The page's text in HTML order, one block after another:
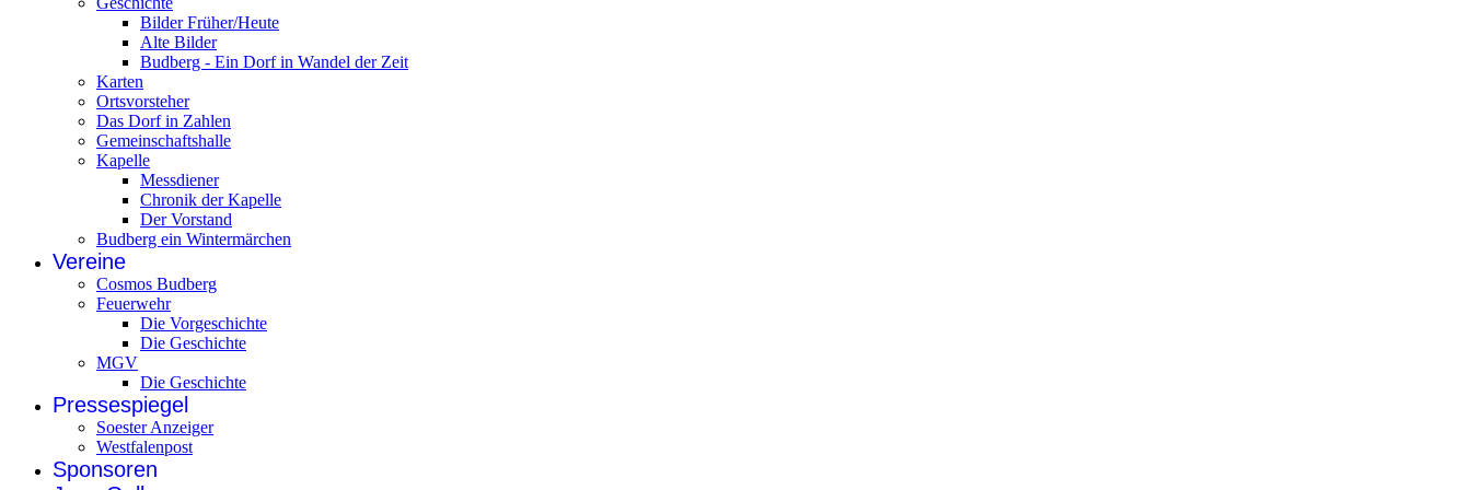
Bilder Früher/Heute
Alte Bilder
Budberg - Ein Dorf in Wandel der Zeit
Karten
Ortsvorsteher
Das Dorf in Zahlen
Gemeinschaftshalle
Kapelle
Messdiener
Chronik der Kapelle
Der Vorstand
Budberg ein Wintermärchen
Vereine
Cosmos Budberg
Feuerwehr
Die Vorgeschichte
Die Geschichte
MGV
Die Geschichte
Pressespiegel
Soester Anzeiger
Westfalenpost
Sponsoren